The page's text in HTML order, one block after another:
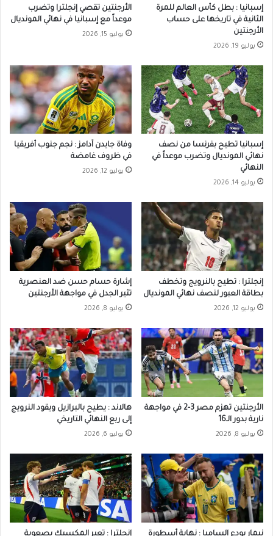
إسبانيا : بطل كأس العالم للمرة
الثانية في تاريخها على حساب
الأرجنتين
يوليو 19, 2026
الأرجنتين تقصي إنجلترا وتضرب
موعداً مع إسبانيا في نهائي المونديال
يوليو 15, 2026
إسبانيا تطيح بفرنسا من نصف
نهائي المونديال وتضرب موعداً في
النهائي
يوليو 14, 2026
وفاة جايدن آدامز : نجم جنوب أفريقيا
في ظروف غامضة
يوليو 12, 2026
إنجلترا : تطيح بالنرويج وتخطف
بطاقة العبور لنصف نهائي المونديال
يوليو 12, 2026
إشارة حسام حسن ضد العنصرية
تثير الجدل في مواجهة الأرجنتين
يوليو 8, 2026
الأرجنتين تهزم مصر 3-2 في مواجهة
نارية بدور الـ16
يوليو 8, 2026
هالاند : يطيح بالبرازيل ويقود النرويج
إلى ربع النهائي التاريخي
يوليو 6, 2026
نيمار يودع السامبا : نهاية أسطورة
إنجلترا : تعبر المكسيك بصعوبة